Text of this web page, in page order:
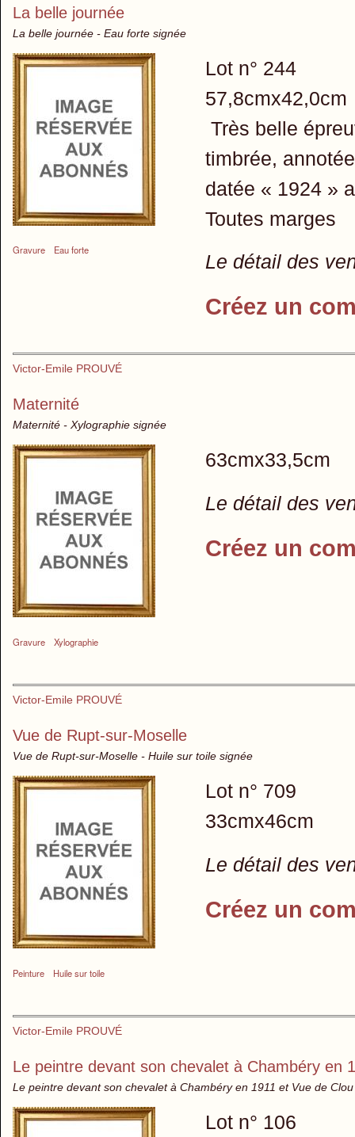
La belle journée
La belle journée - Eau forte signée
Gravure Eau forte
Lot n° 244
57,8cmx42,0cm
Très belle
timbrée,
datée « 1924 »
Toutes marges
Le détail des
Créez un
Victor-Emile PROUVÉ
Maternité
Maternité - Xylographie signée
Gravure Xylographie
63cmx33,5cm
Le détail des
Créez un
Victor-Emile PROUVÉ
Vue de Rupt-sur-Moselle
Vue de Rupt-sur-Moselle - Huile sur toile signée
Peinture Huile sur toile
Lot n° 709
33cmx46cm
Le détail des
Créez un
Victor-Emile PROUVÉ
Le peintre devant son chevalet à Chambéry en
Le peintre devant son chevalet à Chambéry en 1911 et Vue de
Lot n° 106